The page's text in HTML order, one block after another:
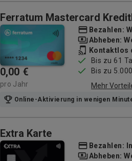
Ferratum Mastercard
0,00 €
pro Jahr
Bezahlen:
Abheben:
Kontaktlos
Bis zu 61
Bis zu
Mehr
Online-Aktivierung in wenigen
Extra Karte
Bezahlen:
Abheben: